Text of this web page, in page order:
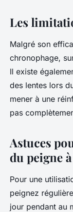
Les
Malgré son
chronophage,
Il existe
des lentes lors
mener à une
pas
Astuces
du peigne
Pour une
peignez
jour pendant au